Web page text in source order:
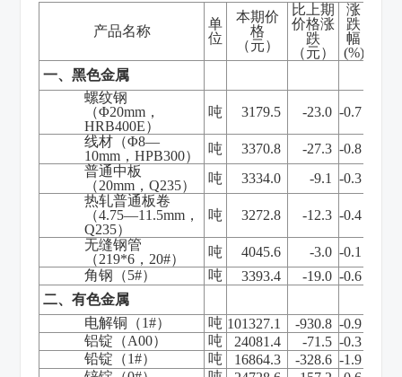
产品名称
单
位
本期价
格
（元）
比上期
价格涨
跌
（元）
涨
跌
幅
(%)
一、黑色金属
螺纹钢
（Φ20mm，
HRB400E）
吨 3179.5 -23.0 -0.7
线材（Φ8—
10mm， HPB300） 吨 3370.8 -27.3 -0.8
普通中板
（20mm， Q235） 吨 3334.0 -9.1
-0.3
热轧普通板卷
（4.75—11.5mm，
Q235）
吨 3272.8 -12.3 -0.4
无缝钢管
（219*6， 20#） 吨 4045.6 -3.0 -0.1
角钢（5#） 吨 3393.4 -19.0 -0.6
二、有色金属
电解铜（1#） 吨 101327.1 -930.8 -0.9
铝锭（A00） 吨 24081.4 -71.5 -0.3
铅锭（1#） 吨 16864.3 -328.6 -1.9